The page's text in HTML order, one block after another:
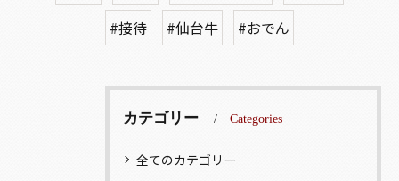
#接待
#仙台牛 #おでん
カテゴリー Categories
全てのカテゴリー